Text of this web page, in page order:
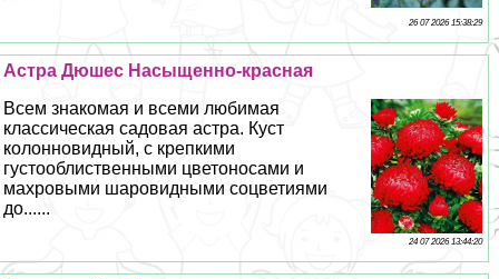
26 07 2026 15:38:29
Астра Дюшес Насыщенно-красная
Всем знакомая и всеми любимая
классическая садовая астра. Куст
колонновидный, с крепкими
густооблиственными цветоносами и
махровыми шаровидными соцветиями
до......
24 07 2026 13:44:20